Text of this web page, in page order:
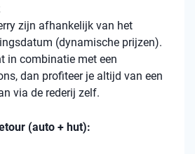
zijn afhankelijk van het
(dynamische prijzen).
in combinatie met een
dan profiteer je altijd van een
via de rederij zelf.
(auto + hut):